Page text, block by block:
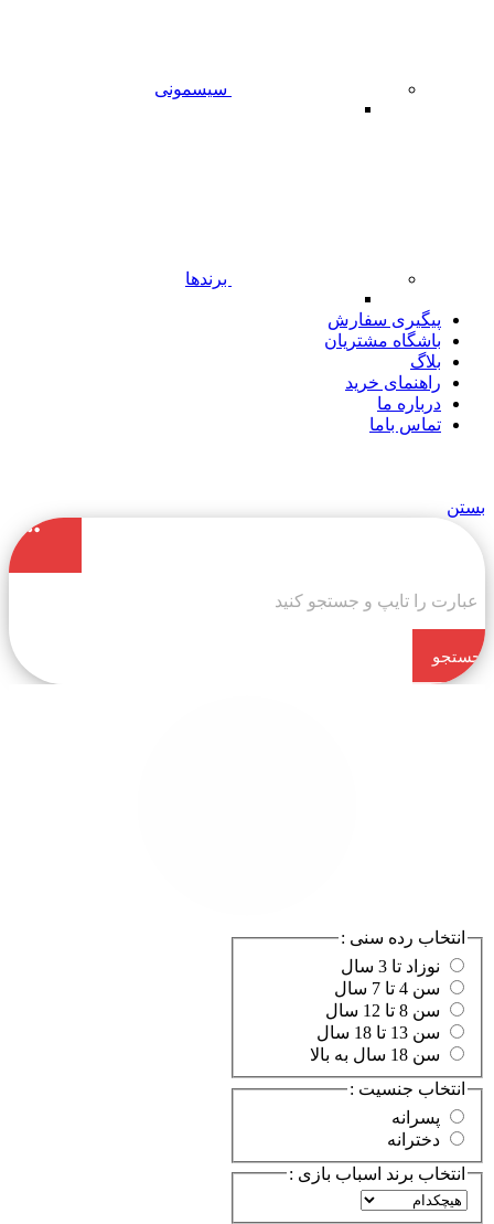
سیسمونی
برندها
پیگیری سفارش
باشگاه مشتریان
بلاگ
راهنمای خرید
درباره ما
تماس باما
بستن
جستجو
انتخاب رده سنی :
انتخاب جنسیت :
انتخاب برند اسباب بازی :